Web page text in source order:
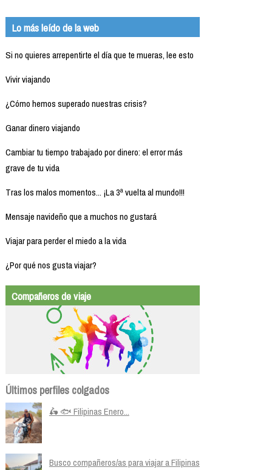
Lo más leído de la web
Si no quieres arrepentirte el día que te mueras, lee esto
Vivir viajando
¿Cómo hemos superado nuestras crisis?
Ganar dinero viajando
Cambiar tu tiempo trabajado por dinero: el error más
grave de tu vida
Tras los malos momentos... ¡La 3ª vuelta al mundo!!!
Mensaje navideño que a muchos no gustará
Viajar para perder el miedo a la vida
¿Por qué nos gusta viajar?
Compañeros de viaje
Últimos perfiles colgados
🛵 🐟 Filipinas Enero...
Busco compañeros/as para viajar a Filipinas